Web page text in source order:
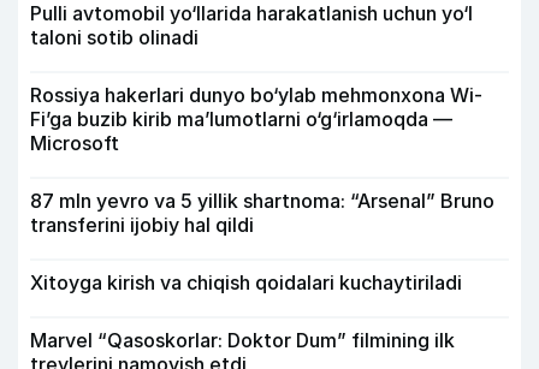
Pulli avtomobil yo‘llarida harakatlanish uchun yo‘l
taloni sotib olinadi
Rossiya hakerlari dunyo bo‘ylab mehmonxona Wi-
Fi’ga buzib kirib ma’lumotlarni o‘g‘irlamoqda —
Microsoft
87 mln yevro va 5 yillik shartnoma: “Arsenal” Bruno
transferini ijobiy hal qildi
Xitoyga kirish va chiqish qoidalari kuchaytiriladi
Marvel “Qasoskorlar: Doktor Dum” filmining ilk